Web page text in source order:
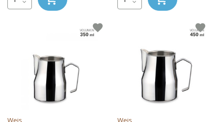
Weis Weis